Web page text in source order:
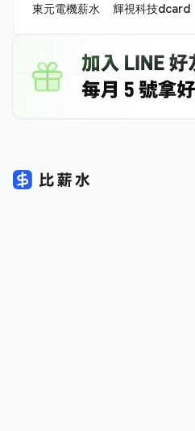
東元電機薪水
輝視科技dcard